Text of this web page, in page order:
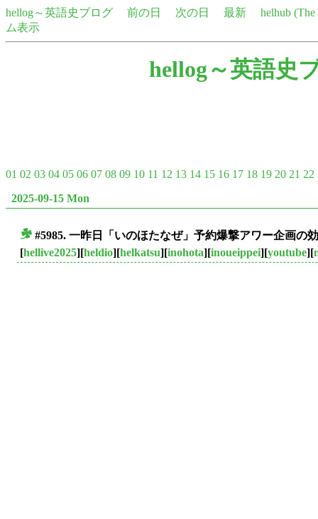
hellog～英語史ブログ 前の日 次の日 最新
helhub
ム表示
hellog～英語史
01 02 03 04 05 06 07 08 09 10 11 12 13 14 15 16 17 18 19 20 21 22
2025-09-15 Mon
#5985. 一昨日「いのほたなぜ」予約爆撃アワー企画の
[hellive2025][heldio][helkatsu][inohota][inoueippei][youtube][